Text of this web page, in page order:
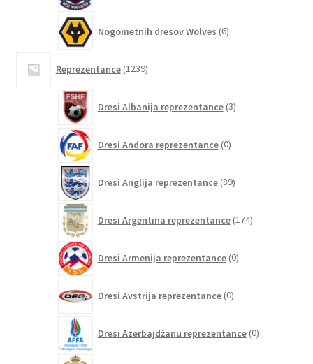
Nogometnih dresov Wolves 6izdelkov
Reprezentance 1239izdelkov
Dresi Albanija reprezentance 3izdelki
Dresi Andora reprezentance 0izdelkov
Dresi Anglija reprezentance 89izdelkov
Dresi Argentina reprezentance 174izdelkov
Dresi Armenija reprezentance 0izdelkov
Dresi Avstrija reprezentance 0izdelkov
Dresi Azerbajdžanu reprezentance 0izdelkov